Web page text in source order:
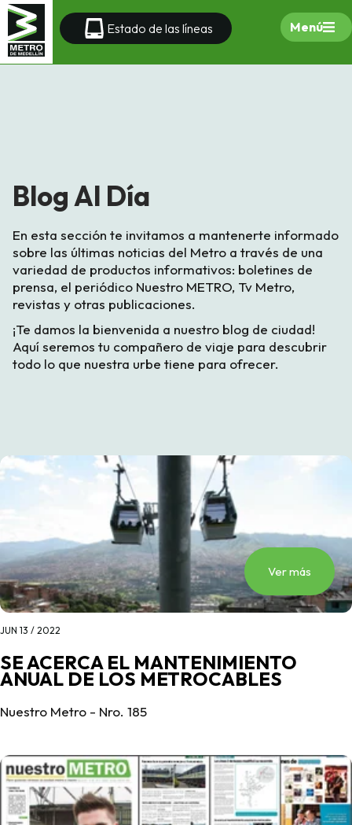
Estado de las líneas Menú
Blog Al Día
En esta sección te invitamos a mantenerte informado
sobre las últimas noticias del Metro a través de una
variedad de productos informativos: boletines de
prensa, el periódico Nuestro METRO, Tv Metro,
revistas y otras publicaciones.
¡Te damos la bienvenida a nuestro blog de ciudad!
Aquí seremos tu compañero de viaje para descubrir
todo lo que nuestra urbe tiene para ofrecer.
Ver más
JUN 13 / 2022
SE ACERCA EL MANTENIMIENTO
ANUAL DE LOS METROCABLES
Nuestro Metro - Nro. 185